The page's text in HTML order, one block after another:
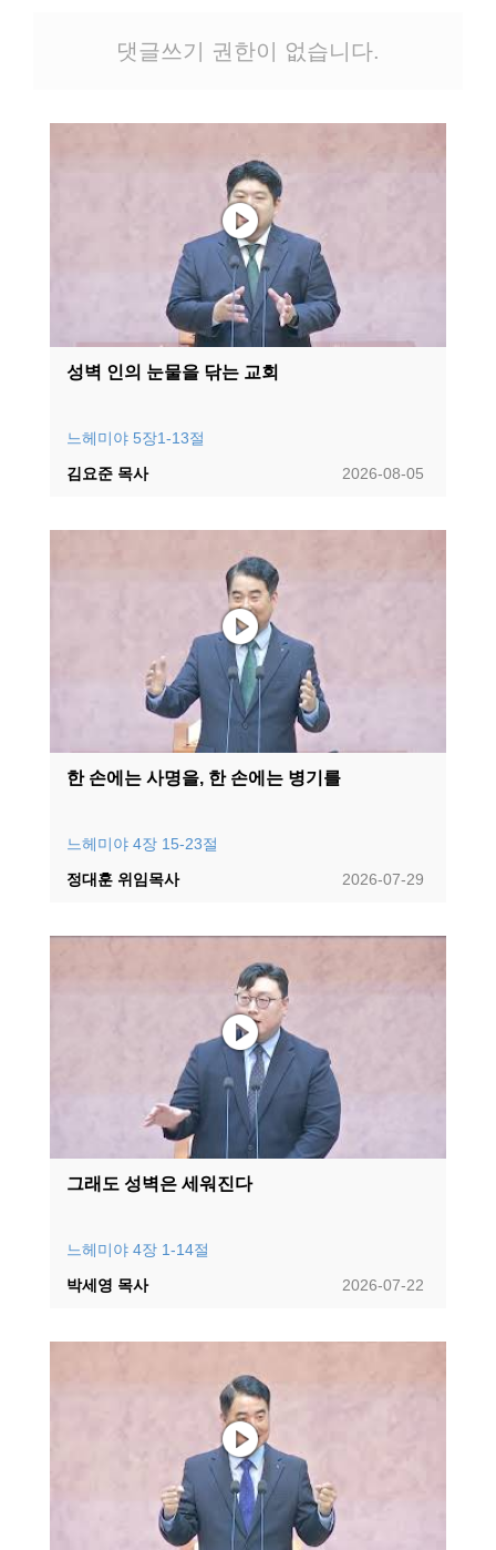
댓글쓰기 권한이 없습니다.
성벽 인의 눈물을 닦는 교회
느헤미야 5장1-13절
2026-08-05
김요준 목사
한 손에는 사명을, 한 손에는 병기를
느헤미야 4장 15-23절
2026-07-29
정대훈 위임목사
그래도 성벽은 세워진다
느헤미야 4장 1-14절
2026-07-22
박세영 목사